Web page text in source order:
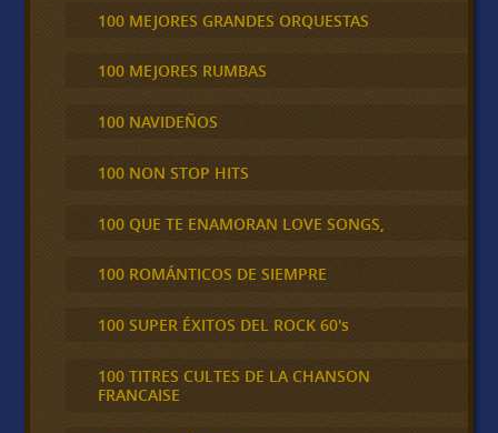
100 MEJORES GRANDES ORQUESTAS
100 MEJORES RUMBAS
100 NAVIDEÑOS
100 NON STOP HITS
100 QUE TE ENAMORAN LOVE SONGS,
100 ROMÁNTICOS DE SIEMPRE
100 SUPER ÉXITOS DEL ROCK 60's
100 TITRES CULTES DE LA CHANSON
FRANCAISE